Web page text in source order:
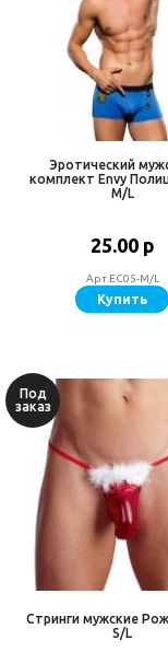
Эротический
комплект Envy
M/L
25.00 р
Арт.EC05-M/L
Купить
Под
заказ
Стринги мужские
S/L